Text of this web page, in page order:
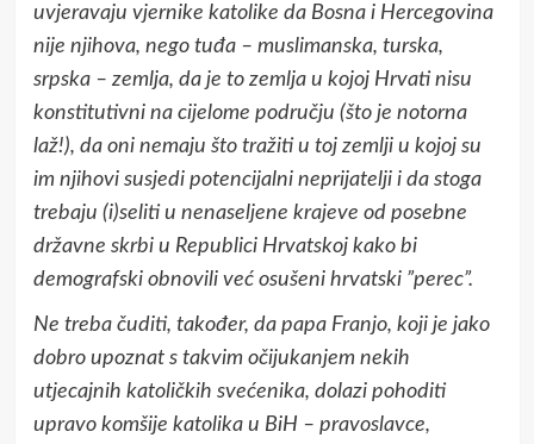
uvjeravaju vjernike katolike da Bosna i Hercegovina
nije njihova, nego tuđa – muslimanska, turska,
srpska – zemlja, da je to zemlja u kojoj Hrvati nisu
konstitutivni na cijelome području (što je notorna
laž!), da oni nemaju što tražiti u toj zemlji u kojoj su
im njihovi susjedi potencijalni neprijatelji i da stoga
trebaju (i)seliti u nenaseljene krajeve od posebne
državne skrbi u Republici Hrvatskoj kako bi
demografski obnovili već osušeni hrvatski ”perec”.
Ne treba čuditi, također, da papa Franjo, koji je jako
dobro upoznat s takvim očijukanjem nekih
utjecajnih katoličkih svećenika, dolazi pohoditi
upravo komšije katolika u BiH – pravoslavce,